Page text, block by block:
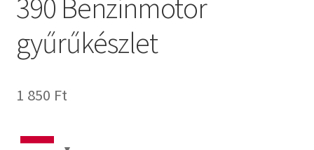
390 Benzinmotor
gyűrűkészlet
1 850 Ft